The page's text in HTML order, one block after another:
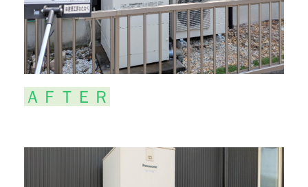
ＡＦＴＥＲ